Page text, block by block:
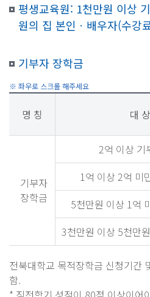
평생교육원: 1천만원 이상
원의 집 본인ㆍ배우자(수강
기부자 장학금
명 칭 대 상
기부자
장학금
2억 이상 기
1억 이상 2억 미
5천만원 이상 1억
3천만원 이상 5천만
전북대학교 목적장학금 신청기간
함.